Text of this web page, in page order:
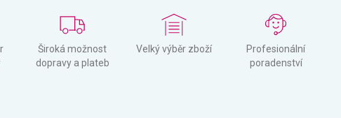
Široká možnost
dopravy a plateb
Velký výběr zboží
Profesionální
poradenství